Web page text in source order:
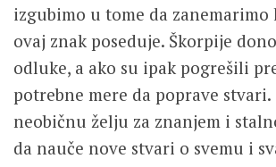
izgubimo u tome da
ovaj znak poseduje. Škorpije
odluke, a ako su ipak pogrešili
potrebne mere da poprave
neobičnu želju za znanjem i
da nauče nove stvari o svemu i